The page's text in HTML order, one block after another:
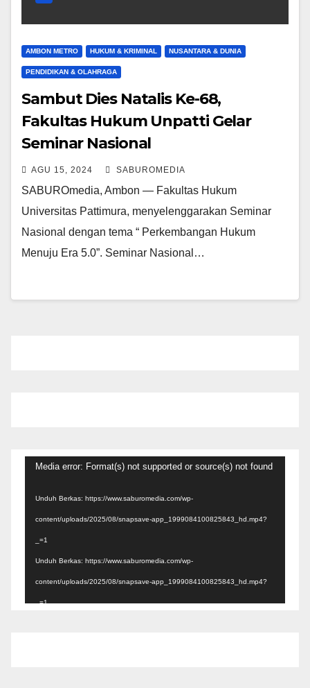
AMBON METRO HUKUM & KRIMINAL NUSANTARA & DUNIA
PENDIDIKAN & OLAHRAGA
Sambut Dies Natalis Ke-68,
Fakultas Hukum Unpatti Gelar
Seminar Nasional
AGU 15, 2024 SABUROMEDIA
SABUROmedia, Ambon — Fakultas Hukum
Universitas Pattimura, menyelenggarakan Seminar
Nasional dengan tema “ Perkembangan Hukum
Menuju Era 5.0”. Seminar Nasional…
Pemutar
Media error: Format(s) not supported or source(s) not found
Unduh Berkas: https://www.saburomedia.com/wp-
content/uploads/2025/08/snapsave-app_1999084100825843_hd.mp4?
_=1
Unduh Berkas: https://www.saburomedia.com/wp-
content/uploads/2025/08/snapsave-app_1999084100825843_hd.mp4?
_=1